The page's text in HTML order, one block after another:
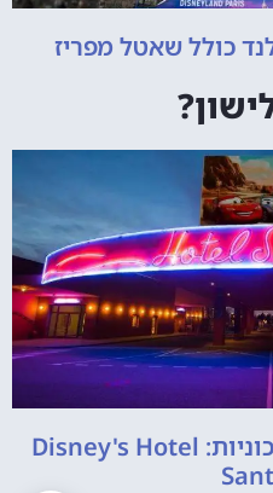
כולל שאטל מפריז
מלון דיסני סנטה פה ומכוניות: Disney's Hotel